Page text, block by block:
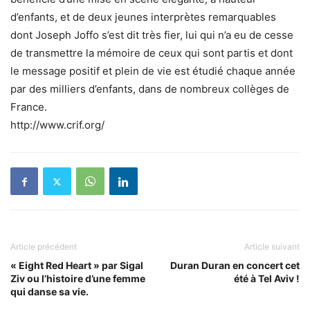
d’enfants, et de deux jeunes interprètes remarquables
dont Joseph Joffo s’est dit très fier, lui qui n’a eu de cesse
de transmettre la mémoire de ceux qui sont partis et dont
le message positif et plein de vie est étudié chaque année
par des milliers d’enfants, dans de nombreux collèges de
France.
http://www.crif.org/
Article précédent
« Eight Red Heart » par Sigal
Ziv ou l’histoire d’une femme
qui danse sa vie.
Article suivant
Duran Duran en concert cet
été à Tel Aviv !